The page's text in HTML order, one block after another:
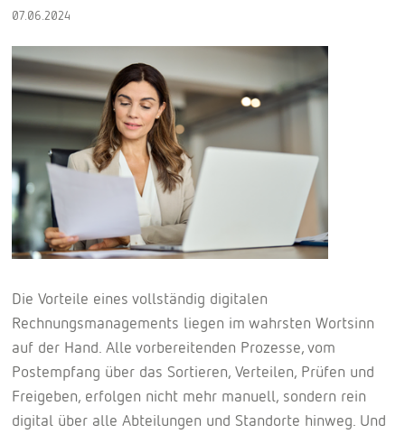
07.06.2024
Die Vorteile eines vollständig digitalen
Rechnungsmanagements liegen im wahrsten Wortsinn
auf der Hand. Alle vorbereitenden Prozesse, vom
Postempfang über das Sortieren, Verteilen, Prüfen und
Freigeben, erfolgen nicht mehr manuell, sondern rein
digital über alle Abteilungen und Standorte hinweg. Und